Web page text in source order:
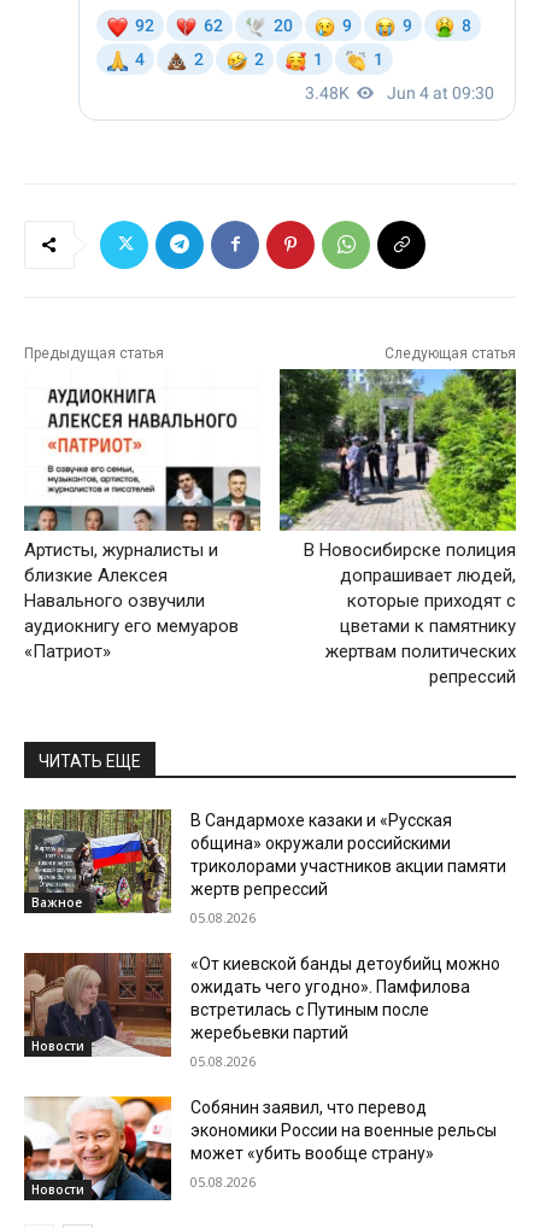
Предыдущая статья
Артисты, журналисты и
близкие Алексея
Навального озвучили
аудиокнигу его мемуаров
«Патриот»
Следующая статья
В Новосибирске полиция
допрашивает людей,
которые приходят с
цветами к памятнику
жертвам политических
репрессий
ЧИТАТЬ ЕЩЕ
Важное
В Сандармохе казаки и «Русская
община» окружали российскими
триколорами участников акции памяти
жертв репрессий
05.08.2026
Новости
«От киевской банды детоубийц можно
ожидать чего угодно». Памфилова
встретилась с Путиным после
жеребьевки партий
05.08.2026
Новости
Собянин заявил, что перевод
экономики России на военные рельсы
может «убить вообще страну»
05.08.2026